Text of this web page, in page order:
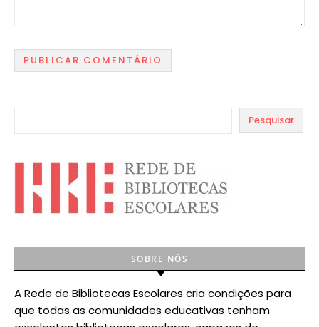
Pesquisar
SOBRE NÓS
A Rede de Bibliotecas Escolares cria condições para
que todas as comunidades educativas tenham